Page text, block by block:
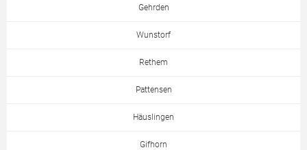
Gehrden
Wunstorf
Rethem
Pattensen
Häuslingen
Gifhorn